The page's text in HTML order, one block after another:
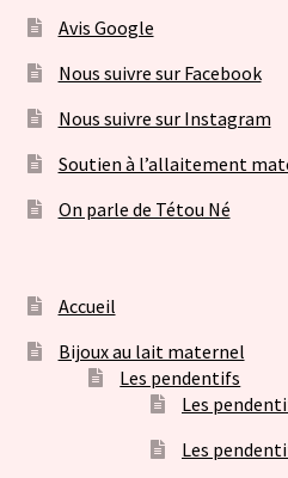
Avis Google
Nous suivre sur Facebook
Nous suivre sur Instagram
Soutien à l’allaitement
On parle de Tétou Né
Accueil
Bijoux au lait maternel
Les pendentifs
Les
Les